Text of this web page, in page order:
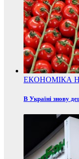
ЕКОНОМІКА
В Україні знову